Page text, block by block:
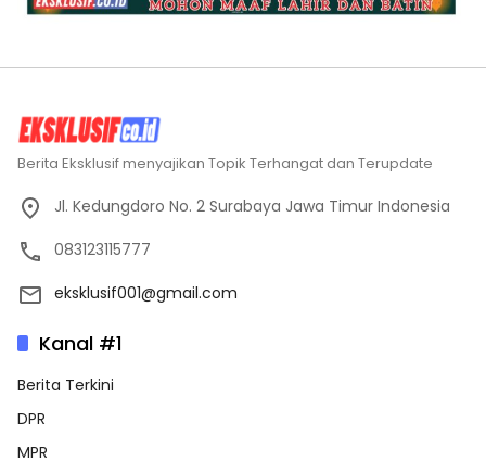
Berita Eksklusif menyajikan Topik Terhangat dan Terupdate
Jl. Kedungdoro No. 2 Surabaya Jawa Timur Indonesia
083123115777
eksklusif001@gmail.com
Kanal #1
Berita Terkini
DPR
MPR